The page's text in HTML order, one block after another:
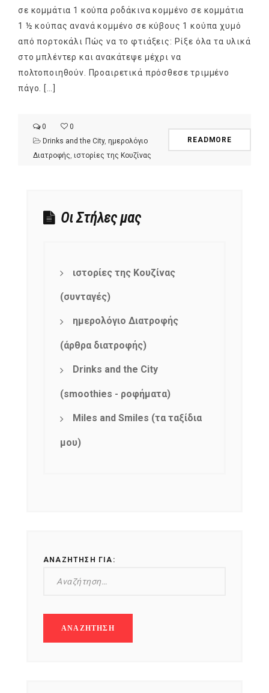
σε κομμάτια 1 κούπα ροδάκινα κομμένο σε κομμάτια
1 ½ κούπας ανανά κομμένο σε κύβους 1 κούπα χυμό
από πορτοκάλι Πώς να το φτιάξεις: Ρίξε όλα τα υλικά
στο μπλέντερ και ανακάτεψε μέχρι να
πολτοποιηθούν. Προαιρετικά πρόσθεσε τριμμένο
πάγο. […]
0
0
Drinks and the City, ημερολόγιο
Διατροφής ιστορίες της Κουζίνας
READMORE
Οι Στήλες μας
ιστορίες της Κουζίνας
(συνταγές)
ημερολόγιο Διατροφής
(άρθρα διατροφής)
Drinks and the City
(smoothies - ροφήματα)
Miles and Smiles (τα ταξίδια
μου)
ΑΝΑΖΉΤΗΣΗ ΓΙΑ: